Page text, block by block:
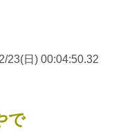
23(日) 00:04:50.32
で